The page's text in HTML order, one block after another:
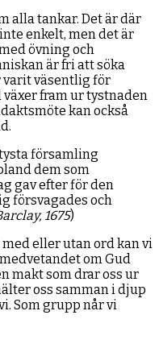
alla tankar. Det är där
enkelt, men det är
övning och
är fri att söka
varit väsentlig för
fram ur tystnaden
kan också
församling
dem som
gav efter för den
försvagades och
1675)
eller utan ord kan vi
om Gud
makt som drar oss ur
oss samman i djup
Som grupp når vi